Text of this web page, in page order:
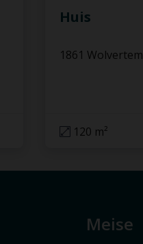
Huis
1861 Wolvertem
120 m²
Meise